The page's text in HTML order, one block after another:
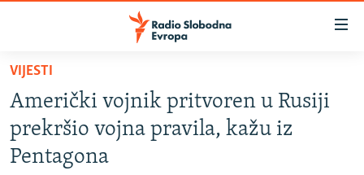
Pređite
glavni
sadržaj
Pređite
na
BOSNA I HERCEGOVINA
SRBIJA
VIJESTI
Američki vojnik pritvoren u Rusiji
prekršio vojna pravila, kažu iz
Pentagona